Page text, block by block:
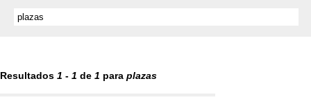
Resultados 1 - 1 de 1 para plazas